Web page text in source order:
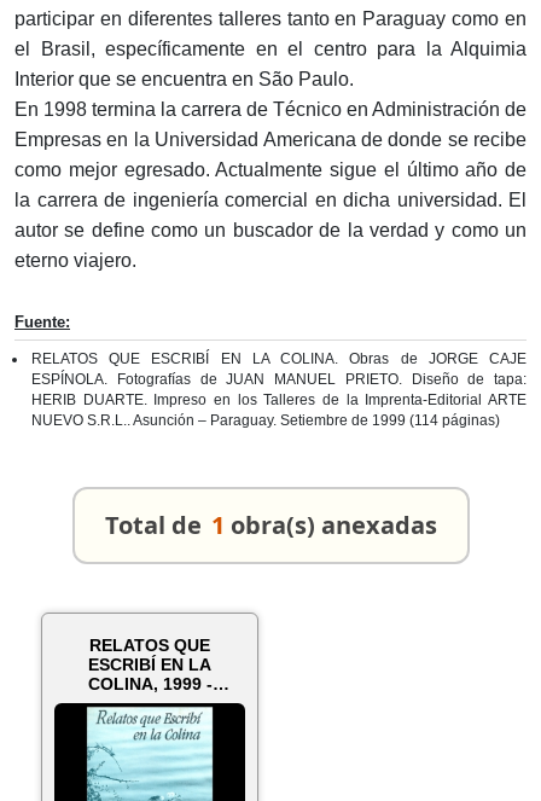
participar en diferentes talleres tanto en Paraguay como en
el Brasil, específicamente en el centro para la Alquimia
Interior que se encuentra en São Paulo.
En 1998 termina la carrera de Técnico en Administración de
Empresas en la Universidad Americana de donde se recibe
como mejor egresado. Actualmente sigue el último año de
la carrera de ingeniería comercial en dicha universidad. El
autor se define como un buscador de la verdad y como un
eterno viajero.
Fuente:
RELATOS QUE ESCRIBÍ EN LA COLINA. Obras de JORGE CAJE
ESPÍNOLA. Fotografías de JUAN MANUEL PRIETO. Diseño de tapa:
HERIB DUARTE. Impreso en los Talleres de la Imprenta-Editorial ARTE
NUEVO S.R.L.. Asunción – Paraguay. Setiembre de 1999 (114 páginas)
Total de 1 obra(s) anexadas
RELATOS QUE
ESCRIBÍ EN LA
COLINA, 1999 -
Narrativa de JORGE
CAJE ...